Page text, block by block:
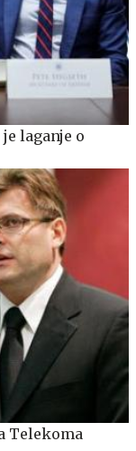
laganje o
Telekoma